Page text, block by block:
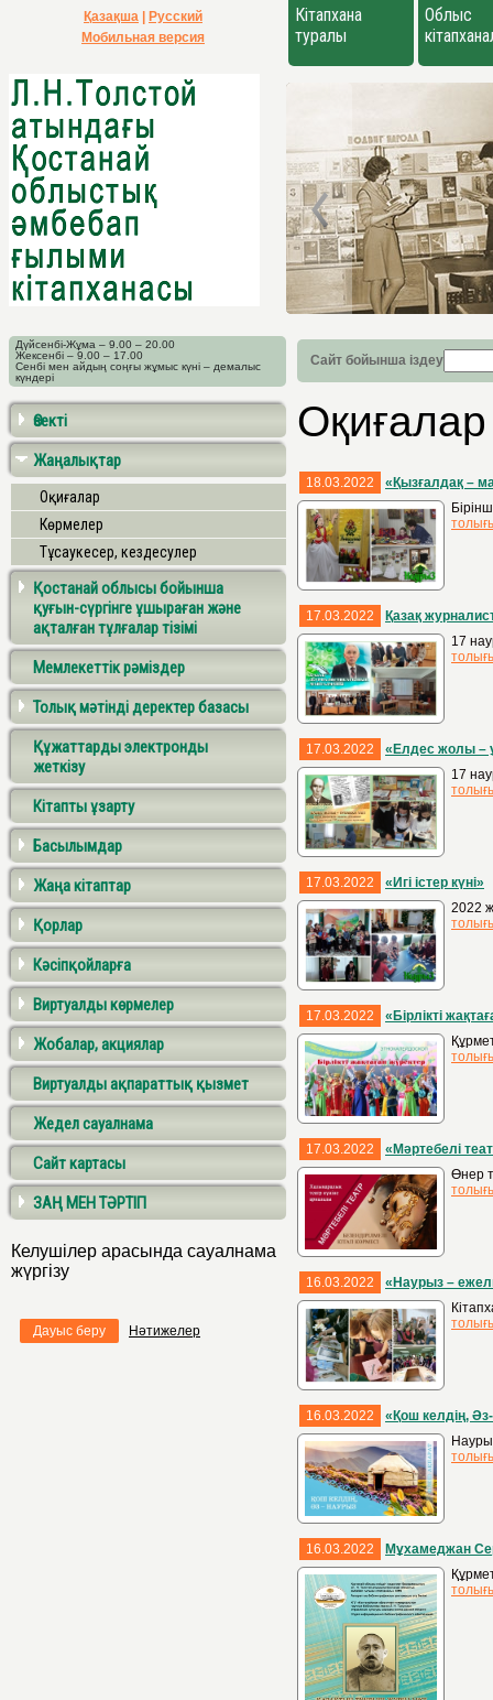
Қазақша
Русский
Мобильная версия
Кітапхана
туралы
Облыс
Дүйсенбі-Жұма – 9.00 – 20.00
Жексенбі – 9.00 – 17.00
Сенбі мен айдың соңғы жұмыс күні – демалыс
күндері
Сайт бойынша іздеу
Өзекті
Жаңалықтар
Оқиғалар
Көрмелер
Тұсаукесер, кездесулер
Қостанай облысы бойынша
қуғын-сүргінге ұшыраған және
ақталған тұлғалар тізімі
Мемлекеттік рәміздер
Толық мәтінді деректер базасы
Құжаттарды электронды
жеткізу
Кітапты ұзарту
Басылымдар
Жаңа кітаптар
Қорлар
Кәсіпқойларға
Виртуалды көрмелер
Жобалар, акциялар
Виртуалды ақпараттық қызмет
Жедел сауалнама
Сайт картасы
ЗАҢ МЕН ТӘРТІП
Келушілер арасында сауалнама
жүргізу
Дауыс беру Нәтижелер
Оқиғалар
18.03.2022
«Қызғалдақ –
17.03.2022
Қазақ
17
17.03.2022
«Елдес жолы –
17
17.03.2022
«Игі істер күні»
2022
17.03.2022
«Бірлікті
17.03.2022
«Мәртебелі
Өнер
16.03.2022
«Наурыз –
16.03.2022
«Қош келдің,
16.03.2022
Мұхамеджан